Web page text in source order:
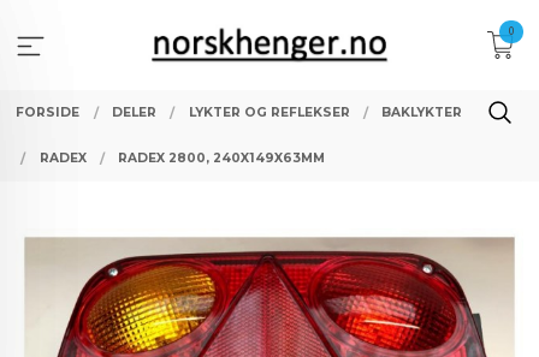
innholdet
0
FORSIDE DELER LYKTER OG REFLEKSER BAKLYKTER
RADEX RADEX 2800, 240X149X63MM